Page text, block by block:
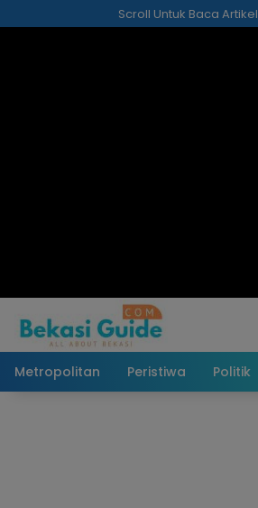
ke
Scroll Untuk Baca Artikel
Metropolitan Peristiwa Politik